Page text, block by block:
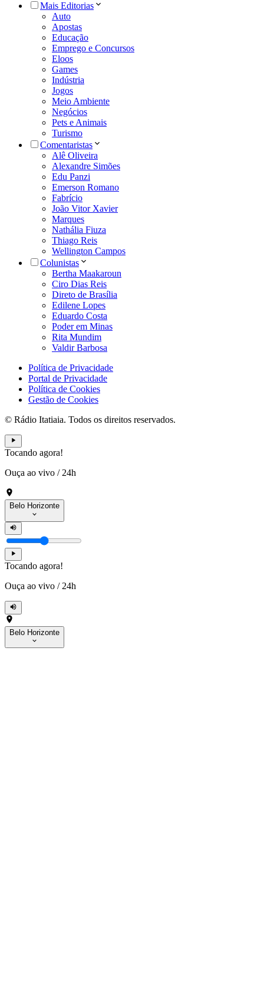
Mais Editorias
Auto
Apostas
Educação
Emprego e Concursos
Eloos
Games
Indústria
Jogos
Meio Ambiente
Negócios
Pets e Animais
Turismo
Comentaristas
Alê Oliveira
Alexandre Simões
Edu Panzi
Emerson Romano
Fabrício
João Vitor Xavier
Marques
Nathália Fiuza
Thiago Reis
Wellington Campos
Colunistas
Bertha Maakaroun
Ciro Dias Reis
Direto de Brasília
Edilene Lopes
Eduardo Costa
Poder em Minas
Rita Mundim
Valdir Barbosa
Política de Privacidade
Portal de Privacidade
Política de Cookies
Gestão de Cookies
© Rádio Itatiaia. Todos os direitos reservados.
Tocando agora!
Ouça ao vivo / 24h
Belo Horizonte
Tocando agora!
Ouça ao vivo / 24h
Belo Horizonte